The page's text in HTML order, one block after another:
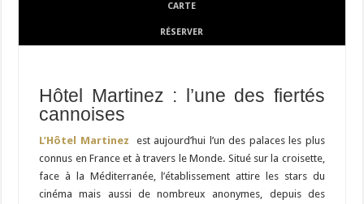
CARTE
RÉSERVER
Hôtel Martinez : l’une des fiertés
cannoises
L’Hôtel Martinez
est aujourd’hui l’un des palaces les plus
connus en France et à travers le Monde. Situé sur la croisette,
face à la Méditerranée, l’établissement attire les stars du
cinéma mais aussi de nombreux anonymes, depuis des